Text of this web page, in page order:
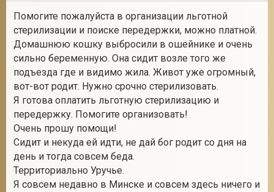
Помогите пожалуйста в организации льготной
стерилизации и поиске передержки, можно платной.
Домашнюю кошку выбросили в ошейнике и очень
сильно беременную. Она сидит возле того же
подъезда где и видимо жила. Живот уже огромный,
вот-вот родит. Нужно срочно стерилизовать.
Я готова оплатить льготную стерилизацию и
передержку. Помогите организовать!
Очень прошу помощи!
Сидит и некуда ей идти, не дай бог родит со дня на
день и тогда совсем беда.
Территориально Уручье.
Я совсем недавно в Минске и совсем здесь ничего и